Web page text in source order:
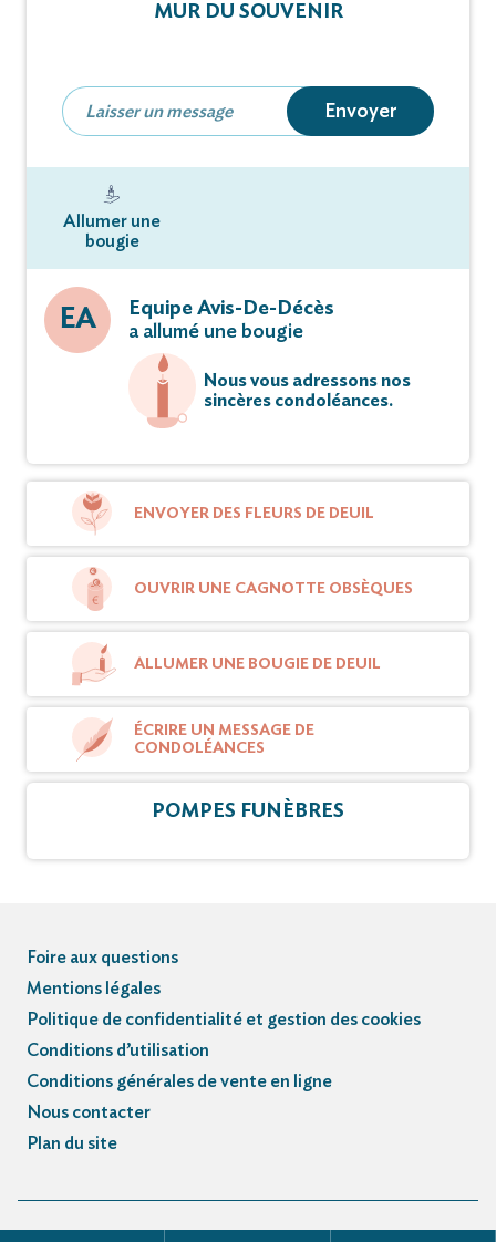
MUR DU SOUVENIR
Envoyer
Allumer une
bougie
EA
Equipe Avis-De-Décès
a allumé une bougie
Nous vous adressons nos
sincères condoléances.
ENVOYER DES FLEURS DE DEUIL
OUVRIR UNE CAGNOTTE OBSÈQUES
ALLUMER UNE BOUGIE DE DEUIL
ÉCRIRE UN MESSAGE DE
CONDOLÉANCES
POMPES FUNÈBRES
Foire aux questions
Mentions légales
Politique de confidentialité et gestion des cookies
Conditions d’utilisation
Conditions générales de vente en ligne
Nous contacter
Plan du site